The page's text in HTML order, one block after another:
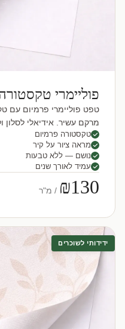
פוליימרי
טפט פוליימרי פרמיום עם
מרקם עשיר. אידיאלי לסלון
טקסטורה פרמיום
מראה ציור על קיר
נושם — ללא טבעות
עמיד לאורך שנים
₪130 / מ"ר
ידידותי לשוכרים